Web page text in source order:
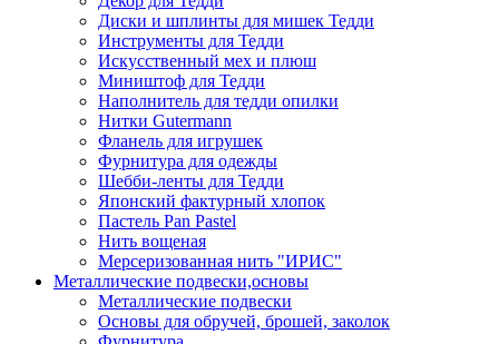
Диски и шплинты для мишек Тедди
Инструменты для Тедди
Искусственный мех и плюш
Миништоф для Тедди
Наполнитель для тедди опилки
Нитки Gutermann
Фланель для игрушек
Фурнитура для одежды
Шебби-ленты для Тедди
Японский фактурный хлопок
Пастель Pan Pastel
Нить вощеная
Мерсеризованная нить "ИРИС"
Металлические подвески,основы
Металлические подвески
Основы для обручей, брошей, заколок